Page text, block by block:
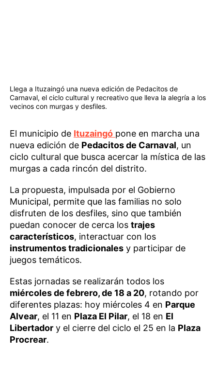
Llega a Ituzaingó una nueva edición de Pedacitos de
Carnaval, el ciclo cultural y recreativo que lleva la alegría a los
vecinos con murgas y desfiles.
El municipio de Ituzaingó pone en marcha una
nueva edición de Pedacitos de Carnaval, un
ciclo cultural que busca acercar la mística de las
murgas a cada rincón del distrito.
La propuesta, impulsada por el Gobierno
Municipal, permite que las familias no solo
disfruten de los desfiles, sino que también
puedan conocer de cerca los trajes
característicos, interactuar con los
instrumentos tradicionales y participar de
juegos temáticos.
Estas jornadas se realizarán todos los
miércoles de febrero, de 18 a 20, rotando por
diferentes plazas: hoy miércoles 4 en Parque
Alvear, el 11 en Plaza El Pilar, el 18 en El
Libertador y el cierre del ciclo el 25 en la Plaza
Procrear.